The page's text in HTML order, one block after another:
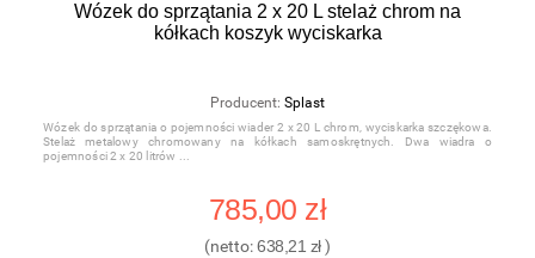
Wózek do sprzątania 2 x 20 L stelaż chrom na
kółkach koszyk wyciskarka
Producent: Splast
Wózek do sprzątania o pojemności wiader 2 x 20 L chrom, wyciskarka szczękowa.
Stelaż metalowy chromowany na kółkach samoskrętnych. Dwa wiadra o
pojemności 2 x 20 litrów
785,00 zł
(netto:638,21 zł)